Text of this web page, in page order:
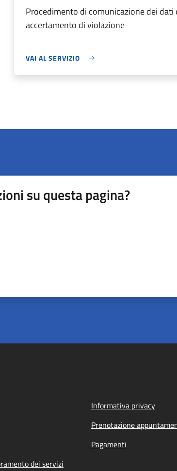
Procedimento di comunicazione dei
accertamento di violazione
VAI AL SERVIZIO
su questa pagina?
Informativa privacy
Prenotazione
Pagamenti
dei servizi